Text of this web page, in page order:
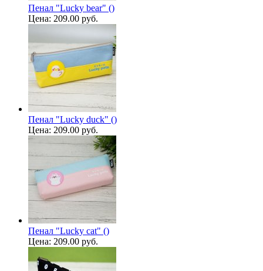
Пенал "Lucky bear" ()
Цена: 209.00 руб.
Пенал "Lucky duck" ()
Цена: 209.00 руб.
Пенал "Lucky cat" ()
Цена: 209.00 руб.